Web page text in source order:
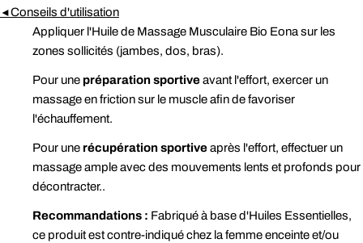
◄Conseils d'utilisation
Appliquer l'Huile de Massage Musculaire Bio Eona sur les
zones sollicités (jambes, dos, bras).
Pour une préparation sportiveavant l'effort, exercer un
massage en friction sur le muscle afin de favoriser
l'échauffement.
Pour une récupération sportiveaprès l'effort, effectuer un
massage ample avec des mouvements lents et profonds pour
décontracter..
Recommandations : Fabriqué à base d'Huiles Essentielles,
ce produit est contre-indiqué chez la femme enceinte et/ou